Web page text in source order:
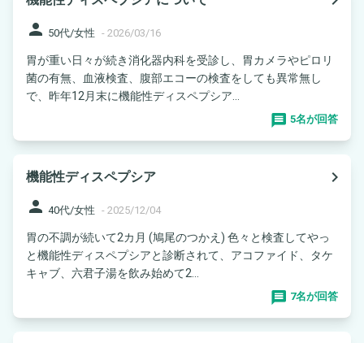
person 50代/女性 - 2026/03/16
胃が重い日々が続き消化器内科を受診し、胃カメラやピロリ
菌の有無、血液検査、腹部エコーの検査をしても異常無し
で、昨年12月末に機能性ディスペプシア...
5名が回答
機能性ディスペプシア
navigate_next
person 40代/女性 - 2025/12/04
胃の不調が続いて2カ月 (鳩尾のつかえ) 色々と検査してやっ
と機能性ディスペプシアと診断されて、アコファイド、タケ
キャブ、六君子湯を飲み始めて2...
7名が回答